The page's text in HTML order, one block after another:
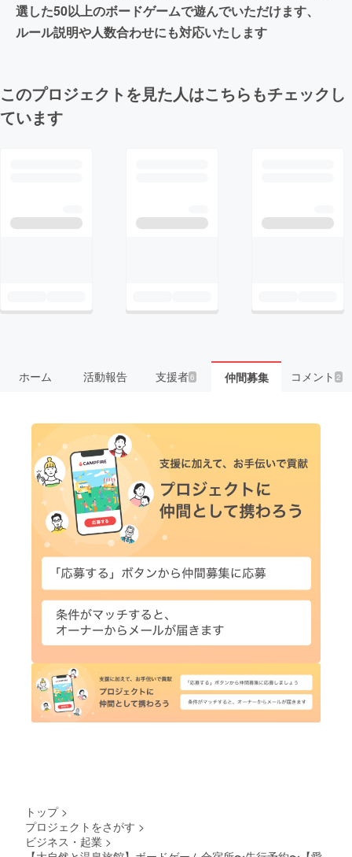
選した50以上のボードゲームで遊んでいただけます、
ルール説明や人数合わせにも対応いたします
このプロジェクトを見た人はこちらもチェックし
ています
ホーム 活動報告 支援者6 仲間募集 コメント2
トップ >
プロジェクトをさがす >
ビジネス・起業 >